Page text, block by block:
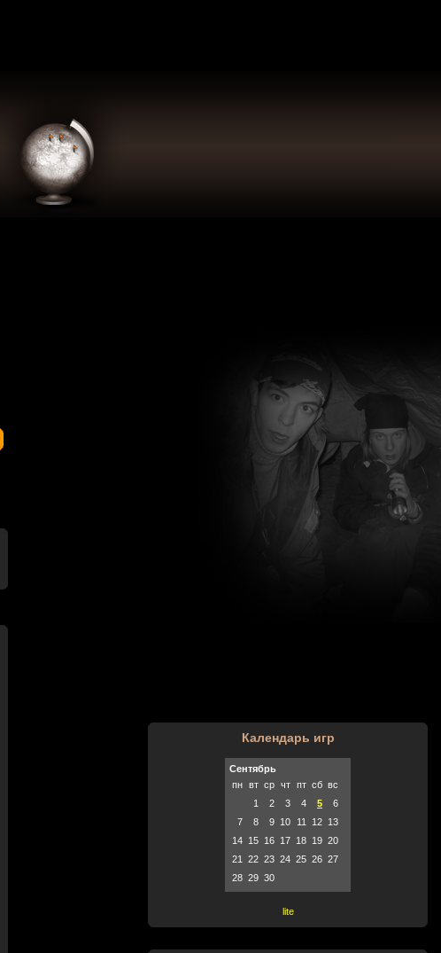
Календарь игр
Сентябрь
пн вт ср чт пт сб вс
1
2 3 4 5
6
7
8 9 10 11 12 13
14 15 16 17 18 19 20
21
22 23 24 25 26 27
28 29 30
lite